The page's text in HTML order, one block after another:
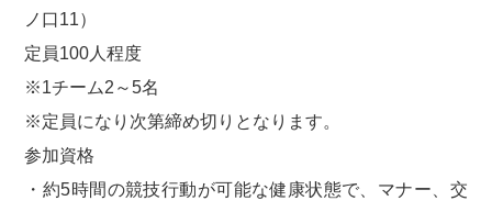
ノ口11）
定員100人程度
※1チーム2～5名
※定員になり次第締め切りとなります。
参加資格
・約5時間の競技行動が可能な健康状態で、マナー、交